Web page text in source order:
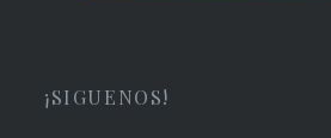
¡SIGUENOS!